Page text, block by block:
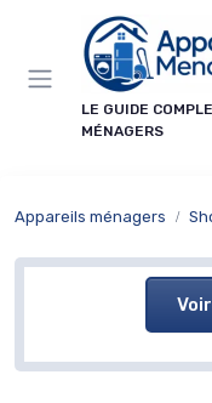
LE GUIDE
MÉNAGERS
Appareils ménagers
Panneau de gestion